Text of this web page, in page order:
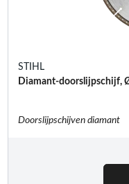
STIHL
Diamant-doorslijpschijf,
Doorslijpschijven diamant